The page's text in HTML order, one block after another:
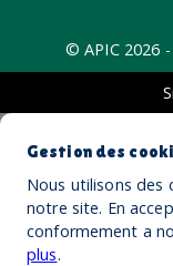
© APIC 2026
Gestion des
Nous utilisons des
notre site. En
conformement a
plus.